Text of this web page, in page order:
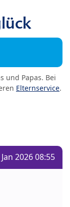
und Papas. Bei
Elternservice.
2026 08:55